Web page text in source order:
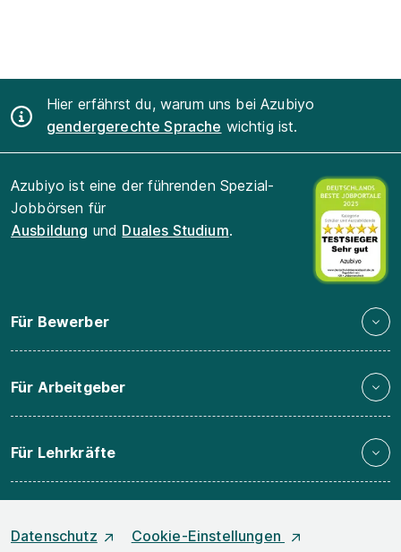
Hier erfährst du, warum uns bei Azubiyo
gendergerechte Sprache wichtig ist.
Azubiyo ist eine der führenden Spezial-
Jobbörsen für
Ausbildung und Duales Studium.
Für Bewerber
Für Arbeitgeber
Für Lehrkräfte
Datenschutz Cookie-Einstellungen